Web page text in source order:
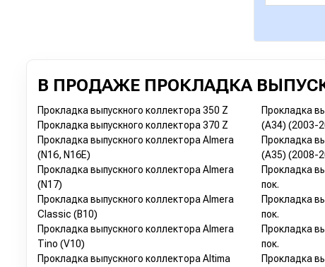
В ПРОДАЖЕ ПРОКЛАДКА
Прокладка выпускного коллектора 350 Z
Прокладка выпускного коллектора 370 Z
Прокладка выпускного коллектора Almera
(N16, N16E)
Прокладка выпускного коллектора Almera
(N17)
Прокладка выпускного коллектора Almera
Classic (B10)
Прокладка выпускного коллектора Almera
Tino (V10)
Прокладка выпускного коллектора Altima
Прокладка
(A34) (2003-
Прокладка
(A35) (2008-
Прокладка
пок.
Прокладка
пок.
Прокладка
пок.
Прокладка